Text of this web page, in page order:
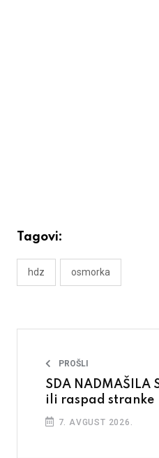
Tagovi:
hdz osmorka
PROŠLI
SDA NADMAŠILA
ili raspad stranke
7. AVGUST 2026.